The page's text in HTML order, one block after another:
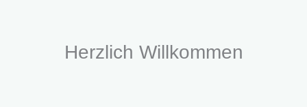
Herzlich Willkommen